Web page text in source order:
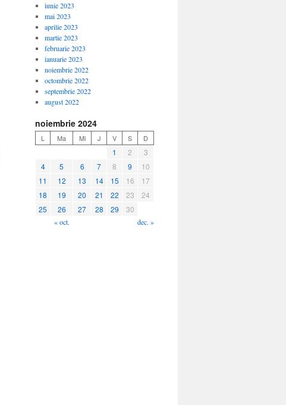
iunie 2023
mai 2023
aprilie 2023
martie 2023
februarie 2023
ianuarie 2023
noiembrie 2022
octombrie 2022
septembrie 2022
august 2022
noiembrie 2024
L Ma Mi J V S D
1 2
3
4
5 6 7 8 9
10
11
12 13 14 15 16
17
18
19 20 21 22 23
24
25
26 27 28 29 30
« oct. dec. »